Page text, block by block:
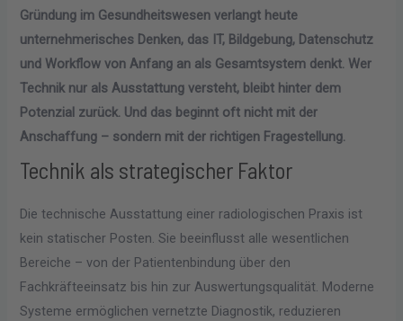
Gründung im Gesundheitswesen verlangt heute
unternehmerisches Denken, das IT, Bildgebung, Datenschutz
und Workflow von Anfang an als Gesamtsystem denkt. Wer
Technik nur als Ausstattung versteht, bleibt hinter dem
Potenzial zurück. Und das beginnt oft nicht mit der
Anschaffung – sondern mit der richtigen Fragestellung.
Technik als strategischer Faktor
Die technische Ausstattung einer radiologischen Praxis ist
kein statischer Posten. Sie beeinflusst alle wesentlichen
Bereiche – von der Patientenbindung über den
Fachkräfteeinsatz bis hin zur Auswertungsqualität. Moderne
Systeme ermöglichen vernetzte Diagnostik, reduzieren